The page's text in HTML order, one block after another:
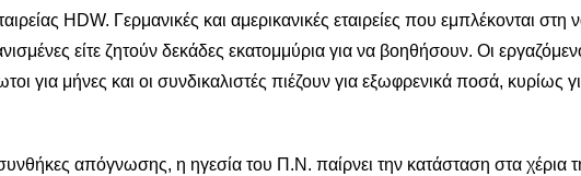
HDW. Γερμανικές και αμερικανικές εταιρείες που εμπλέκονται
είτε ζητούν δεκάδες εκατομμύρια για να βοηθήσουν. Οι
για μήνες και οι συνδικαλιστές πιέζουν για εξωφρενικά ποσά, κυρίως
απόγνωσης, η ηγεσία του Π.Ν. παίρνει την κατάσταση στα